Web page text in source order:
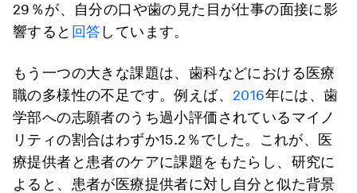
29％が、自分の口や歯の見た目が仕事の面接に影
響すると 回答しています。
もう一つの大きな課題は、歯科などにおける医療
職の多様性の不足です。例えば、 2016年には、歯
学部への志願者のうち過小評価されているマイノ
リティの割合はわずか15.2％でした。これが、医
療提供者と患者のケアに課題をもたらし、研究に
よると、患者が医療提供者に対し自分と似た背景